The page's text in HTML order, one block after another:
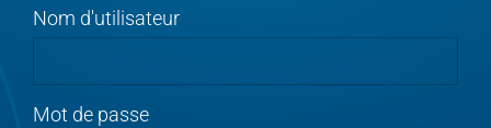
Nom d'utilisateur
Mot de passe